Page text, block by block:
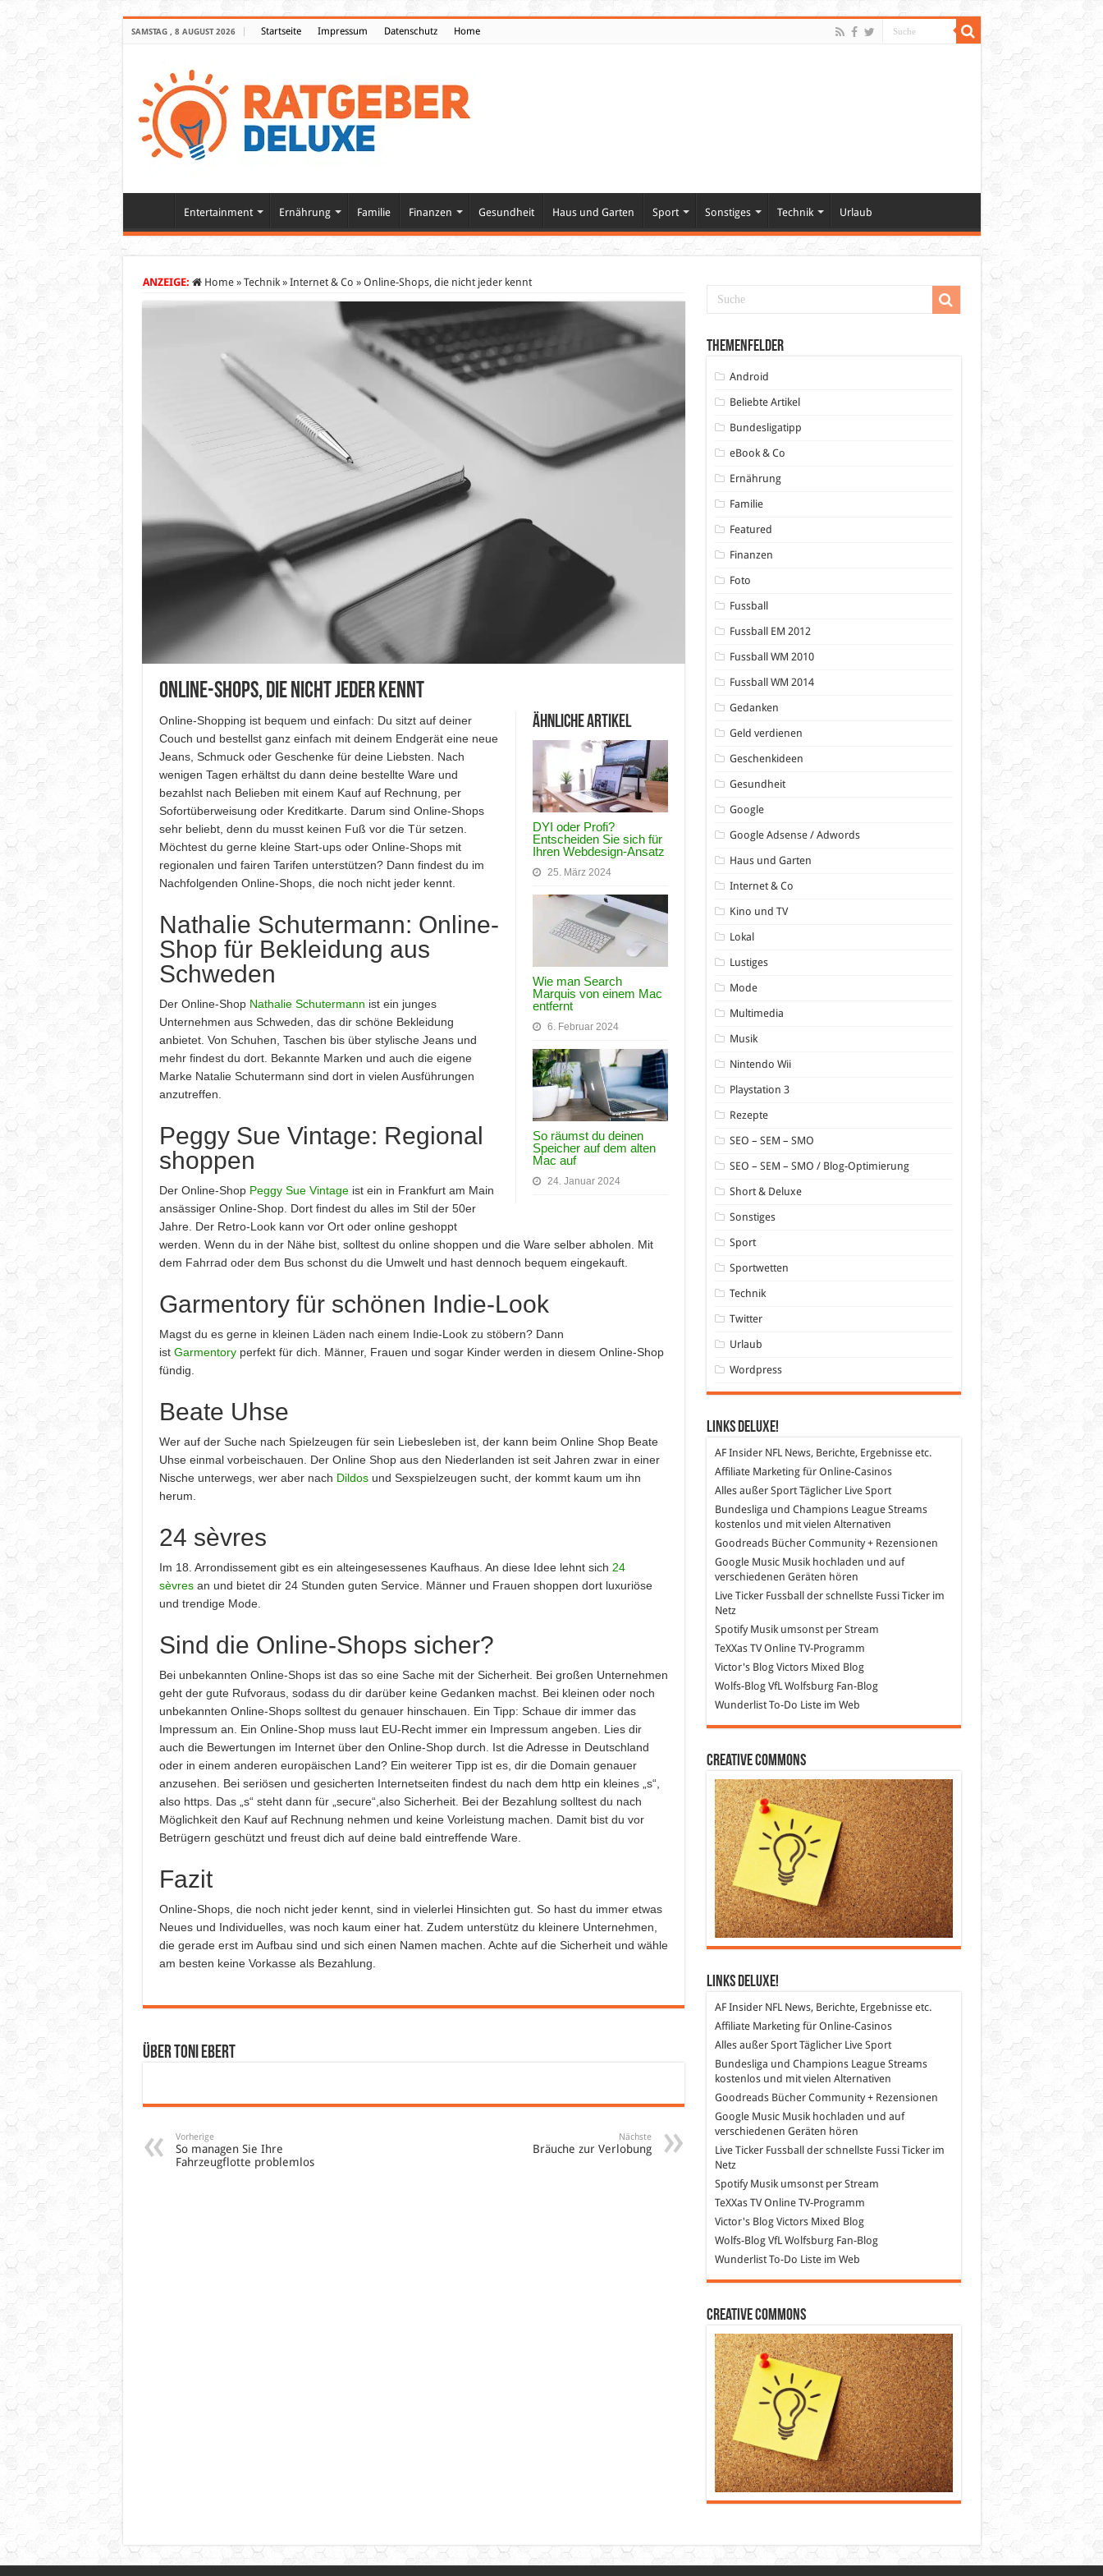
SAMSTAG , 8 AUGUST 2026 Startseite Impressum Datenschutz Home
Entertainment Ernährung Familie Finanzen Gesundheit Haus und Garten Sport Sonstiges Technik Urlaub
ANZEIGE: Home » Technik » Internet & Co » Online-Shops, die nicht jeder kennt
Online-Shops, die nicht jeder kennt
Ähnliche Artikel
DYI oder Profi?
Entscheiden Sie sich für
Ihren Webdesign-Ansatz
25. März 2024
Wie man Search
Marquis von einem Mac
entfernt
6. Februar 2024
So räumst du deinen
Speicher auf dem alten
Mac auf
24. Januar 2024
Online-Shopping ist bequem und einfach: Du sitzt auf deiner
Couch und bestellst ganz einfach mit deinem Endgerät eine neue
Jeans, Schmuck oder Geschenke für deine Liebsten. Nach
wenigen Tagen erhältst du dann deine bestellte Ware und
bezahlst nach Belieben mit einem Kauf auf Rechnung, per
Sofortüberweisung oder Kreditkarte. Darum sind Online-Shops
sehr beliebt, denn du musst keinen Fuß vor die Tür setzen.
Möchtest du gerne kleine Start-ups oder Online-Shops mit
regionalen und fairen Tarifen unterstützen? Dann findest du im
Nachfolgenden Online-Shops, die noch nicht jeder kennt.
Nathalie Schutermann: Online-
Shop für Bekleidung aus
Schweden
Der Online-Shop Nathalie Schutermann ist ein junges
Unternehmen aus Schweden, das dir schöne Bekleidung
anbietet. Von Schuhen, Taschen bis über stylische Jeans und
mehr findest du dort. Bekannte Marken und auch die eigene
Marke Natalie Schutermann sind dort in vielen Ausführungen
anzutreffen.
Peggy Sue Vintage: Regional
shoppen
Der Online-Shop Peggy Sue Vintageist ein in Frankfurt am Main
ansässiger Online-Shop. Dort findest du alles im Stil der 50er
Jahre. Der Retro-Look kann vor Ort oder online geshoppt
werden. Wenn du in der Nähe bist, solltest du online shoppen und die Ware selber abholen. Mit
dem Fahrrad oder dem Bus schonst du die Umwelt und hast dennoch bequem eingekauft.
Garmentory für schönen Indie-Look
Magst du es gerne in kleinen Läden nach einem Indie-Look zu stöbern? Dann
ist Garmentoryperfekt für dich. Männer, Frauen und sogar Kinder werden in diesem Online-Shop
fündig.
Beate Uhse
Wer auf der Suche nach Spielzeugen für sein Liebesleben ist, der kann beim Online Shop Beate
Uhse einmal vorbeischauen. Der Online Shop aus den Niederlanden ist seit Jahren zwar in einer
Nische unterwegs, wer aber nach Dildosund Sexspielzeugen sucht, der kommt kaum um ihn
herum.
24 sèvres
Im 18. Arrondissement gibt es ein alteingesessenes Kaufhaus. An diese Idee lehnt sich 24
sèvresan und bietet dir 24 Stunden guten Service. Männer und Frauen shoppen dort luxuriöse
und trendige Mode.
Sind die Online-Shops sicher?
Bei unbekannten Online-Shops ist das so eine Sache mit der Sicherheit. Bei großen Unternehmen
geht der gute Rufvoraus, sodass du dir darüber keine Gedanken machst. Bei kleinen oder noch
unbekannten Online-Shops solltest du genauer hinschauen. Ein Tipp: Schaue dir immer das
Impressum an. Ein Online-Shop muss laut EU-Recht immer ein Impressum angeben. Lies dir
auch die Bewertungen im Internet über den Online-Shop durch. Ist die Adresse in Deutschland
oder in einem anderen europäischen Land? Ein weiterer Tipp ist es, dir die Domain genauer
anzusehen. Bei seriösen und gesicherten Internetseiten findest du nach dem http ein kleines „s“,
also https. Das „s“ steht dann für „secure“,also Sicherheit. Bei der Bezahlung solltest du nach
Möglichkeit den Kauf auf Rechnung nehmen und keine Vorleistung machen. Damit bist du vor
Betrügern geschützt und freust dich auf deine bald eintreffende Ware.
Fazit
Online-Shops, die noch nicht jeder kennt, sind in vielerlei Hinsichten gut. So hast du immer etwas
Neues und Individuelles, was noch kaum einer hat. Zudem unterstütz du kleinere Unternehmen,
die gerade erst im Aufbau sind und sich einen Namen machen. Achte auf die Sicherheit und wähle
am besten keine Vorkasse als Bezahlung.
Über Toni Ebert
Vorherige
So managen Sie Ihre
Fahrzeugflotte problemlos
Nächste
Bräuche zur Verlobung
Themenfelder
Android
Beliebte Artikel
Bundesligatipp
eBook & Co
Ernährung
Familie
Featured
Finanzen
Foto
Fussball
Fussball EM 2012
Fussball WM 2010
Fussball WM 2014
Gedanken
Geld verdienen
Geschenkideen
Gesundheit
Google
Google Adsense / Adwords
Haus und Garten
Internet & Co
Kino und TV
Lokal
Lustiges
Mode
Multimedia
Musik
Nintendo Wii
Playstation 3
Rezepte
SEO – SEM – SMO
SEO – SEM – SMO / Blog-Optimierung
Short & Deluxe
Sonstiges
Sport
Sportwetten
Technik
Twitter
Urlaub
Wordpress
Links DeLuXe!
AF InsiderNFL News, Berichte, Ergebnisse etc.
Affiliate Marketingfür Online-Casinos
Alles außer SportTäglicher Live Sport
Bundesliga und Champions League Streams
kostenlos und mit vielen Alternativen
GoodreadsBücher Community + Rezensionen
Google MusicMusik hochladen und auf
verschiedenen Geräten hören
Live Ticker Fussball
der schnellste Fussi Ticker im
Netz
SpotifyMusik umsonst per Stream
TeXXas TVOnline TV-Programm
Victor's BlogVictors Mixed Blog
Wolfs-BlogVfL Wolfsburg Fan-Blog
WunderlistTo-Do Liste im Web
Creative Commons
Links DeLuXe!
AF InsiderNFL News, Berichte, Ergebnisse etc.
Affiliate Marketingfür Online-Casinos
Alles außer SportTäglicher Live Sport
Bundesliga und Champions League Streams
kostenlos und mit vielen Alternativen
GoodreadsBücher Community + Rezensionen
Google MusicMusik hochladen und auf
verschiedenen Geräten hören
Live Ticker Fussball
der schnellste Fussi Ticker im
Netz
SpotifyMusik umsonst per Stream
TeXXas TVOnline TV-Programm
Victor's BlogVictors Mixed Blog
Wolfs-BlogVfL Wolfsburg Fan-Blog
WunderlistTo-Do Liste im Web
Creative Commons